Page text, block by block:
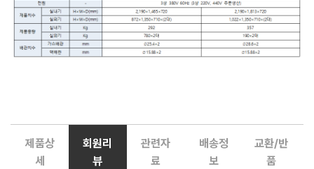
제품상
세
회원리
뷰
관련자
료
배송정
보
교환/반
품